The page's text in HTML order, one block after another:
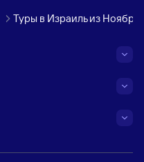
Туры в Израиль из